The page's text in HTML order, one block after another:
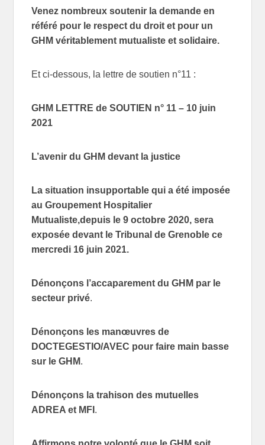
Venez nombreux soutenir la demande en
référé pour le respect du droit et pour un
GHM véritablement mutualiste et solidaire.
Et ci-dessous, la lettre de soutien n°11 :
GHM LETTRE de SOUTIEN n° 11 – 10 juin
2021
L’avenir du GHM devant la justice
La situation insupportable qui a été imposée
au Groupement Hospitalier
Mutualiste,depuis le 9 octobre 2020, sera
exposée devant le Tribunal de Grenoblece
mercredi 16 juin2021.
Dénonçons l’accaparement du GHM par le
secteur privé.
Dénonçons les manœuvres de
DOCTEGESTIO/AVEC pour faire main basse
sur le GHM.
Dénonçons la trahison des mutuelles
ADREA et MFI .